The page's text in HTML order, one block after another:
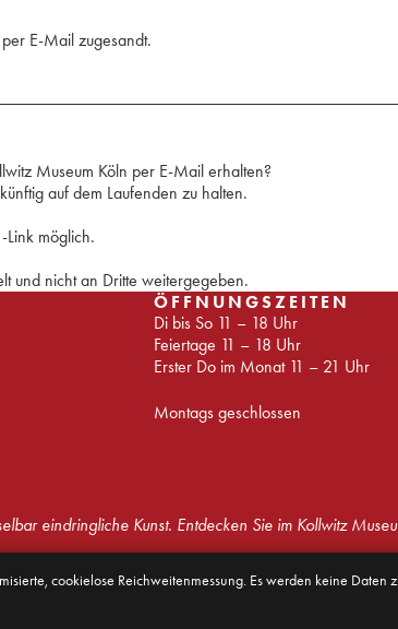
E-Mail zugesandt.
Museum Köln per E-Mail erhalten?
auf dem Laufenden zu halten.
möglich.
und nicht an Dritte weitergegeben.
ÖFFNUNGSZEITEN
Di bis So 11 – 18 Uhr
Feiertage 11 – 18 Uhr
Erster Do im Monat 11 – 21 Uhr
Montags geschlossen
eindringliche Kunst. Entdecken Sie im Kollwitz
Presse
cookielose Reichweitenmessung. Es werden keine Daten